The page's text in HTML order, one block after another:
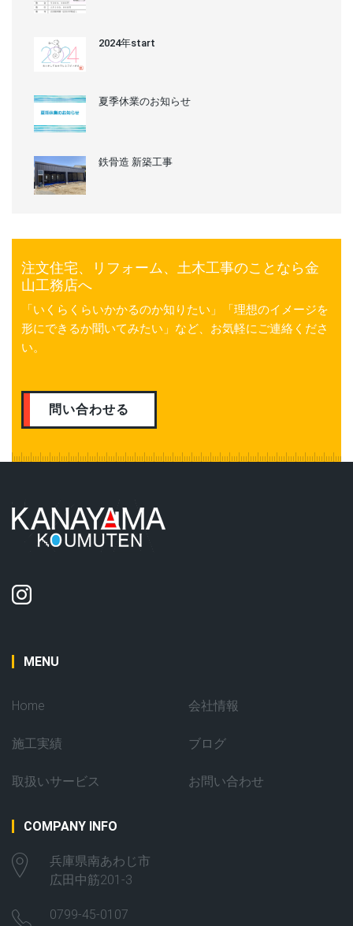
2024年start
夏季休業のお知らせ
鉄骨造 新築工事
注文住宅、リフォーム、土木工事のことなら金
山工務店へ
「いくらくらいかかるのか知りたい」「理想のイメージを
形にできるか聞いてみたい」など、お気軽にご連絡くださ
い。
問い合わせる
MENU
Home
施工実績
取扱いサービス
会社情報
ブログ
お問い合わせ
COMPANY INFO
兵庫県南あわじ市
広田中筋201-3
0799-45-0107